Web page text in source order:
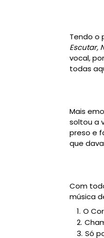
Tendo o
Escutar,
vocal,
todas
Mais
soltou a
preso e
que
Com
música
O
Só